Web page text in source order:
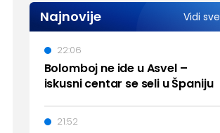
Najnovije Vidi sve
Bolomboj ne ide u Asvel –
iskusni centar se seli u Španiju
22:06
21:52